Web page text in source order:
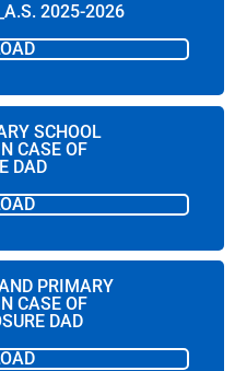
2025-2026
SCHOOL
CASE OF
DAD
PRIMARY
CASE OF
DAD